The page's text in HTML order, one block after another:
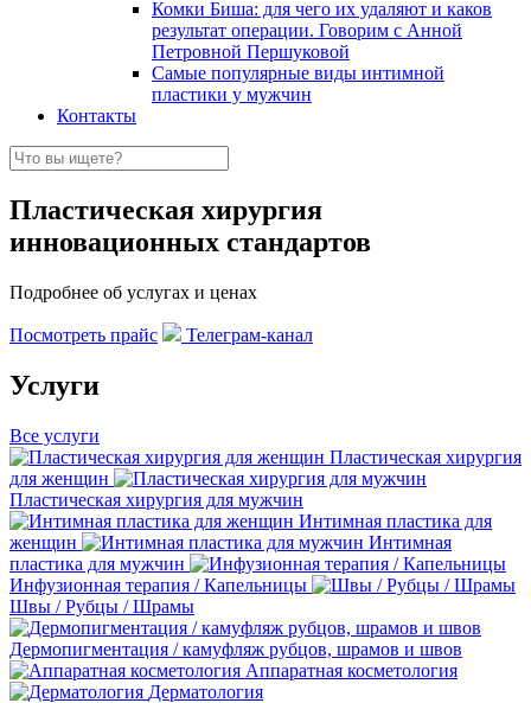
Комки Биша: для чего их удаляют и каков
результат операции. Говорим с Анной
Петровной Першуковой
Самые популярные виды интимной
пластики у мужчин
Контакты
Пластическая хирургия
инновационных стандартов
Подробнее об услугах и ценах
Посмотреть прайс Телеграм-канал
Услуги
Все услуги
Пластическая хирургия
для женщин
Пластическая хирургия для мужчин
Интимная пластика для
женщин
Интимная
пластика для мужчин
Инфузионная терапия / Капельницы
Швы / Рубцы / Шрамы
Дермопигментация / камуфляж рубцов, шрамов и швов
Аппаратная косметология
Дерматология